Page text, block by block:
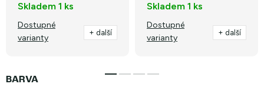
Skladem 1 ks
Dostupné
varianty
+ další
Skladem 1 ks
Dostupné
varianty
+ další